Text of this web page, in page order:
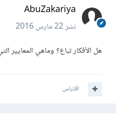
AbuZakariya
نشر22 مارس 2016
هل الأفكار تباع؟ وماهي المعايير
اقتباس